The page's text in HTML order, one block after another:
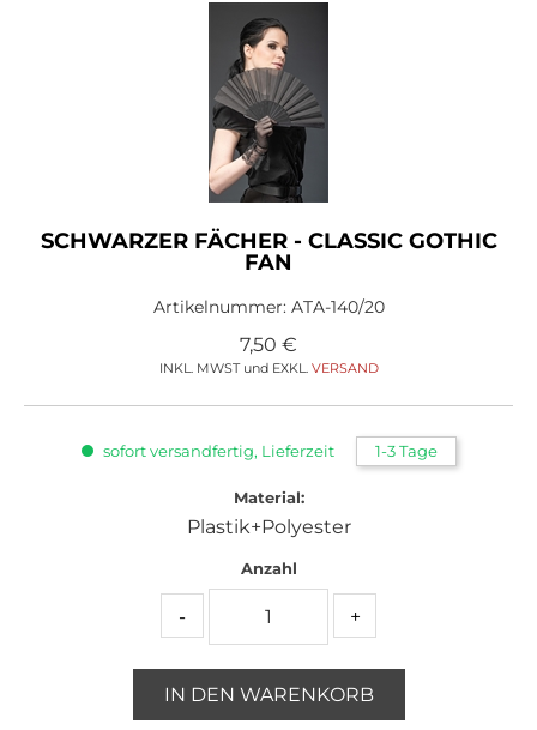
SCHWARZER FÄCHER - CLASSIC GOTHIC
FAN
Artikelnummer: ATA-140/20
7,50 €
INKL. MWST und EXKL. VERSAND
sofort versandfertig, Lieferzeit 1-3 Tage
Material:
Plastik+Polyester
Anzahl
- +
IN DEN WARENKORB